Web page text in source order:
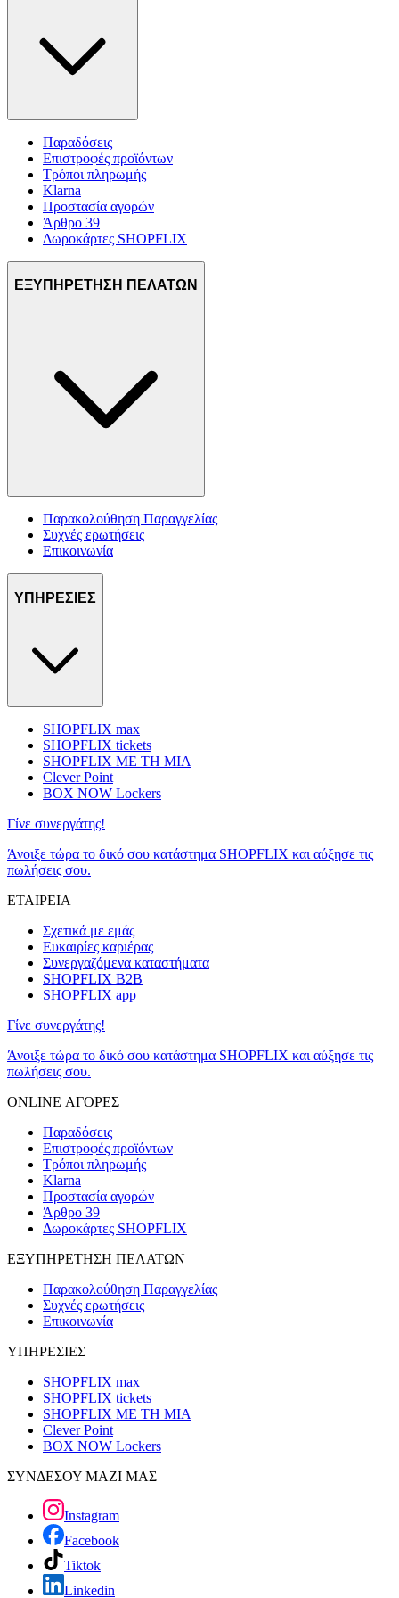
Παραδόσεις
Επιστροφές προϊόντων
Τρόποι πληρωμής
Klarna
Προστασία αγορών
Άρθρο 39
Δωροκάρτες SHOPFLIX
ΕΞΥΠΗΡΕΤΗΣΗ ΠΕΛΑΤΩΝ
Παρακολούθηση Παραγγελίας
Συχνές ερωτήσεις
Επικοινωνία
ΥΠΗΡΕΣΙΕΣ
SHOPFLIX max
SHOPFLIX tickets
SHOPFLIX ΜΕ ΤΗ ΜΙΑ
Clever Point
BOX NOW Lockers
Γίνε συνεργάτης!
Άνοιξε τώρα το δικό σου κατάστημα SHOPFLIX και αύξησε τις
πωλήσεις σου.
ΕΤΑΙΡΕΙΑ
Σχετικά με εμάς
Ευκαιρίες καριέρας
Συνεργαζόμενα καταστήματα
SHOPFLIX B2B
SHOPFLIX app
Γίνε συνεργάτης!
Άνοιξε τώρα το δικό σου κατάστημα SHOPFLIX και αύξησε τις
πωλήσεις σου.
ONLINE ΑΓΟΡΕΣ
Παραδόσεις
Επιστροφές προϊόντων
Τρόποι πληρωμής
Klarna
Προστασία αγορών
Άρθρο 39
Δωροκάρτες SHOPFLIX
ΕΞΥΠΗΡΕΤΗΣΗ ΠΕΛΑΤΩΝ
Παρακολούθηση Παραγγελίας
Συχνές ερωτήσεις
Επικοινωνία
ΥΠΗΡΕΣΙΕΣ
SHOPFLIX max
SHOPFLIX tickets
SHOPFLIX ΜΕ ΤΗ ΜΙΑ
Clever Point
BOX NOW Lockers
ΣΥΝΔΕΣΟΥ ΜΑΖΙ ΜΑΣ
Instagram
Facebook
Tiktok
Linkedin